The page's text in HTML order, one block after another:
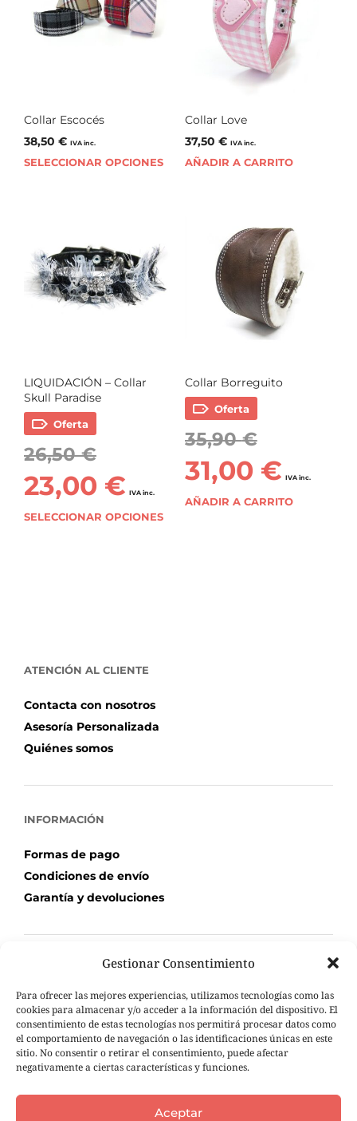
Gestionar Consentimiento
Para ofrecer las mejores experiencias, utilizamos tecnologías como las
cookies para almacenar y/o acceder a la información del dispositivo. El
consentimiento de estas tecnologías nos permitirá procesar datos como
el comportamiento de navegación o las identificaciones únicas en este
sitio. No consentir o retirar el consentimiento, puede afectar
negativamente a ciertas características y funciones.
Aceptar
Collar Escocés
38,50 € IVA inc.
SELECCIONAR OPCIONES
Collar Love
37,50 € IVA inc.
AÑADIR A CARRITO
LIQUIDACIÓN – Collar
Skull Paradise
Oferta
26,50€
23,00 € IVA inc.
SELECCIONAR OPCIONES
Collar Borreguito
Oferta
35,90€
31,00 € IVA inc.
AÑADIR A CARRITO
ATENCIÓN AL CLIENTE
Contacta con nosotros
Asesoría Personalizada
Quiénes somos
INFORMACIÓN
Formas de pago
Condiciones de envío
Garantía y devoluciones
Mi Cuenta
Carrito de compra
Seguimiento de pedidos